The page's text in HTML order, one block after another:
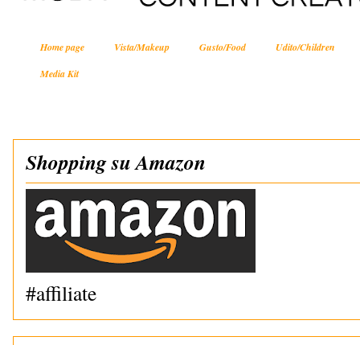
Home page Vista/Makeup Gusto/Food
Udito/Children
Media Kit
Shopping su Amazon
#affiliate